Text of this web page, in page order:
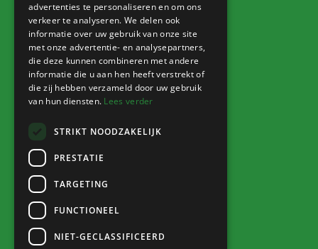
Info
Nieuws
Agenda
Verkoophoek
advertenties te personaliseren en om ons
verkeer te analyseren. We delen ook
informatie over uw gebruik van onze site
met onze advertentie- en analysepartners,
die deze kunnen combineren met andere
informatie die u aan hen heeft verstrekt of
die zij hebben verzameld door uw gebruik
van hun diensten. Lees verder
STRIKT NOODZAKELIJK
PRESTATIE
TARGETING
FUNCTIONEEL
NIET-GECLASSIFICEERD